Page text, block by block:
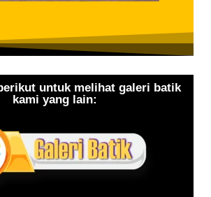
untuk melihat galeri batik
kami yang lain: